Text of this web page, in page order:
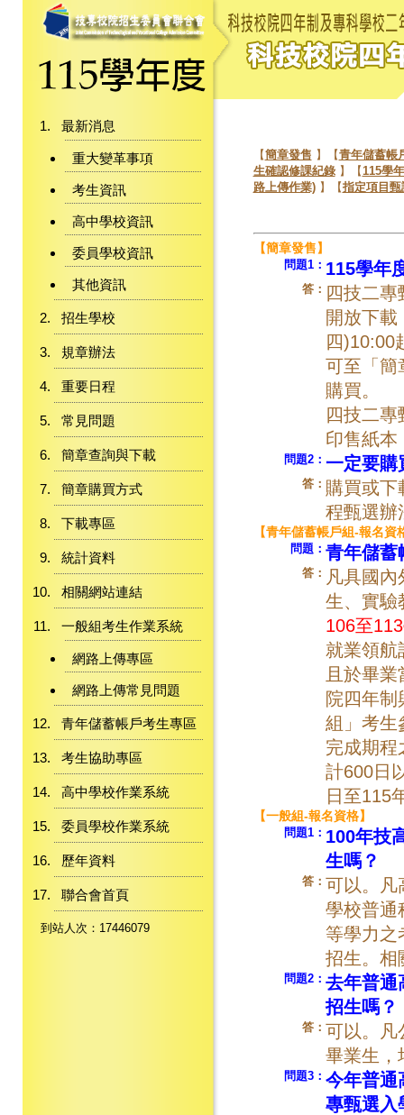
最新消息
重大變革事項
考生資訊
高中學校資訊
委員學校資訊
其他資訊
招生學校
規章辦法
重要日程
常見問題
簡章查詢與下載
簡章購買方式
下載專區
統計資料
相關網站連結
一般組考生作業系統
網路上傳專區
網路上傳常見問題
青年儲蓄帳戶考生專區
考生協助專區
高中學校作業系統
委員學校作業系統
歷年資料
聯合會首頁
到站人次：17446079
【簡章發售 】【青年儲蓄帳
生確認修課紀錄】【115學
路上傳作業)】【指定項目甄
【簡章發售】
問題1： 115學年
答： 四技二
開放下載
四)10:00
可至「簡
購買。
四技二
印售紙本
問題2： 一定要購
答： 購買或下
程甄選辦
【青年儲蓄帳戶組-報名資
問題： 青年儲蓄
答： 凡具國
生、實驗
106至
就業領航
且於畢
院四年制
組」考生
完成期程
計600日
日至115
【一般組-報名資格】
問題1： 100年技
生嗎？
答： 可以。凡
學校普通
等學力之
招生。相
問題2： 去年普通
招生嗎？
答： 可以。凡
畢業生，
問題3： 今年普通
專甄選入